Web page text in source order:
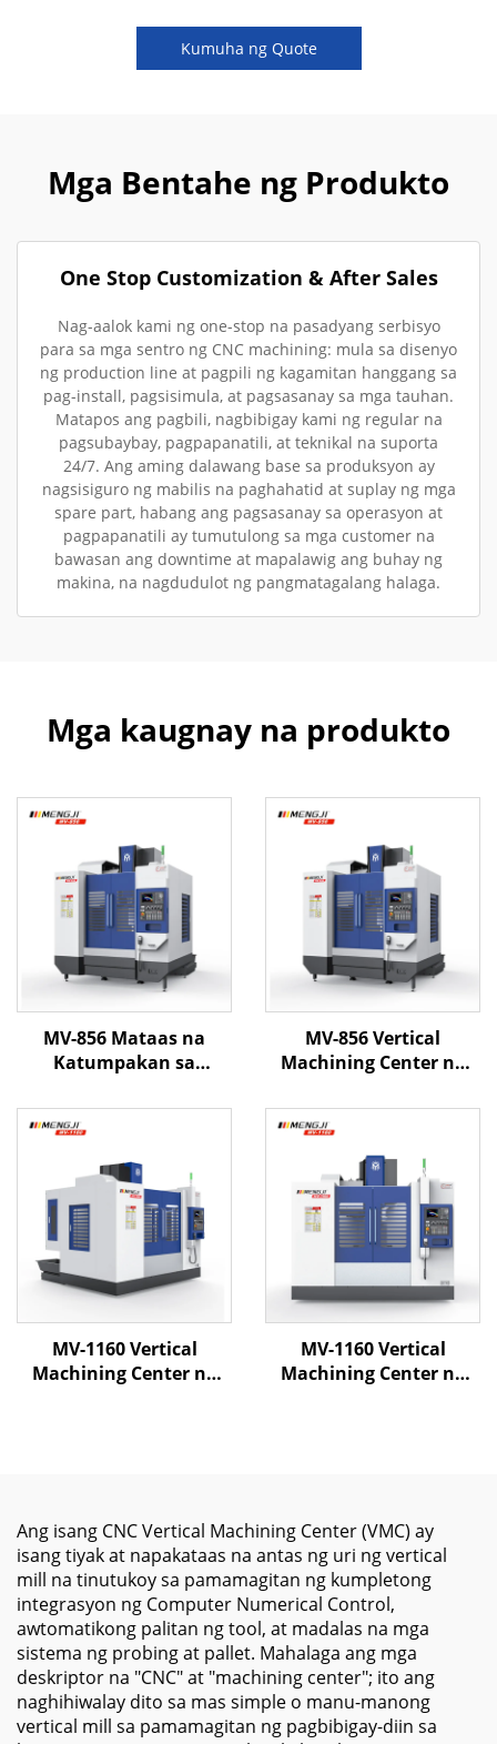
Kumuha ng Quote
Mga Bentahe ng Produkto
One Stop Customization & After Sales
Nag-aalok kami ng one-stop na pasadyang serbisyo
para sa mga sentro ng CNC machining: mula sa disenyo
ng production line at pagpili ng kagamitan hanggang sa
pag-install, pagsisimula, at pagsasanay sa mga tauhan.
Matapos ang pagbili, nagbibigay kami ng regular na
pagsubaybay, pagpapanatili, at teknikal na suporta
24/7. Ang aming dalawang base sa produksyon ay
nagsisiguro ng mabilis na paghahatid at suplay ng mga
spare part, habang ang pagsasanay sa operasyon at
pagpapanatili ay tumutulong sa mga customer na
bawasan ang downtime at mapalawig ang buhay ng
makina, na nagdudulot ng pangmatagalang halaga.
Mga kaugnay na produkto
MV-856 Mataas na
Katumpakan sa
Pagproseso na may
Matibay na Istraktura
at Linear Guideways
para sa Tumpak na CNC
Milling na Aplikasyon
MV-856 Vertical
Machining Center na
Structure at Precision
Spindle para sa CNC
Milling at Metal Parts
Processing
MV-1160 Vertical
Machining Center na
MV-1160 Vertical
Machining Center na
ng Metal
Ang isang CNC Vertical Machining Center (VMC) ay
isang tiyak at napakataas na antas ng uri ng vertical
mill na tinutukoy sa pamamagitan ng kumpletong
integrasyon ng Computer Numerical Control,
awtomatikong palitan ng tool, at madalas na mga
sistema ng probing at pallet. Mahalaga ang mga
deskriptor na "CNC" at "machining center"; ito ang
naghihiwalay dito sa mas simple o manu-manong
vertical mill sa pamamagitan ng pagbibigay-diin sa